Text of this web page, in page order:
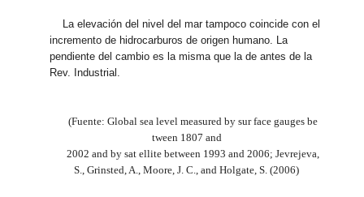
La elevación del nivel del mar tampoco coincide con el
incremento de hidrocarburos de origen humano. La
pendiente del cambio es la misma que la de antes de la
Rev. Industrial.
(Fuente: Global sea level measured by sur face gauges be
tween 1807 and
2002 and by sat ellite between 1993 and 2006; Jevrejeva,
S., Grinsted, A., Moore, J. C., and Holgate, S. (2006)